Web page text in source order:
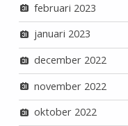
februari 2023
januari 2023
december 2022
november 2022
oktober 2022